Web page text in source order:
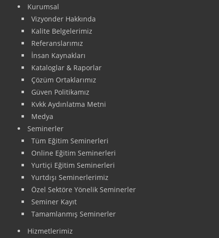
Kurumsal
Vizyonder Hakkında
Kalite Belgelerimiz
Referanslarımız
İnsan Kaynakları
Kataloglar & Raporlar
Çözüm Ortaklarımız
Güven Politikamız
Kvkk Aydınlatma Metni
Medya
Seminerler
Tüm Eğitim Seminerleri
Online Eğitim Seminerleri
Yurtiçi Eğitim Seminerleri
Yurtdışı Seminerlerimiz
Özel Sektöre Yönelik Seminerler
Seminer Kayıt
Tamamlanmış Seminerler
Hizmetlerimiz